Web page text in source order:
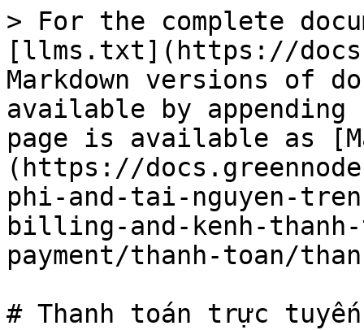
> For the complete
[llms.txt](https://
Markdown versions of
available by
page is available as
(https://
phi-and-tai-nguyen-
billing-and-kenh-
payment/thanh-toan/
# Thanh toán trực tuyến